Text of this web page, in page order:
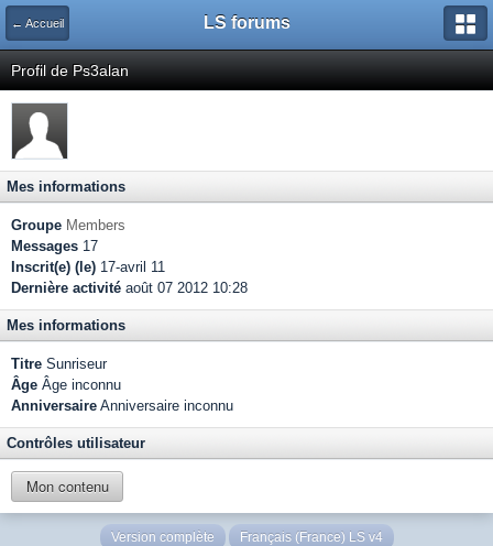
← Accueil LS forums
Profil de Ps3alan
Mes informations
Groupe Members
Messages 17
Inscrit(e) (le) 17-avril 11
Dernière activité août 07 2012 10:28
Mes informations
Titre Sunriseur
Âge Âge inconnu
Anniversaire Anniversaire inconnu
Contrôles utilisateur
Mon contenu
Version complète Français (France) LS v4